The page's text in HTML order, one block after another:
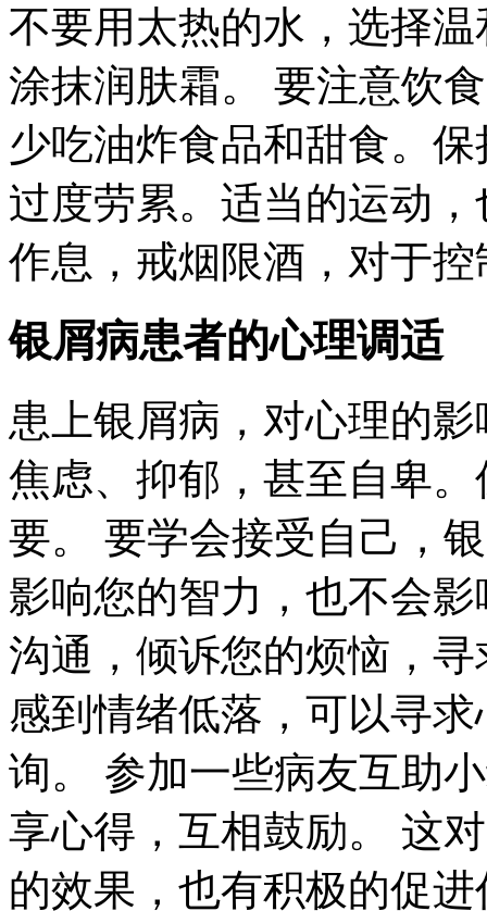
不要用太热的水，选择
涂抹润肤霜。 要注意饮
少吃油炸食品和甜食。
过度劳累。适当的运动
作息，戒烟限酒，对于
银屑病患者的心理调适
患上银屑病，对心理的
焦虑、抑郁，甚至自卑
要。 要学会接受自己，
影响您的智力，也不会
沟通，倾诉您的烦恼，
感到情绪低落，可以寻
询。 参加一些病友互助
享心得，互相鼓励。 这
的效果，也有积极的促进